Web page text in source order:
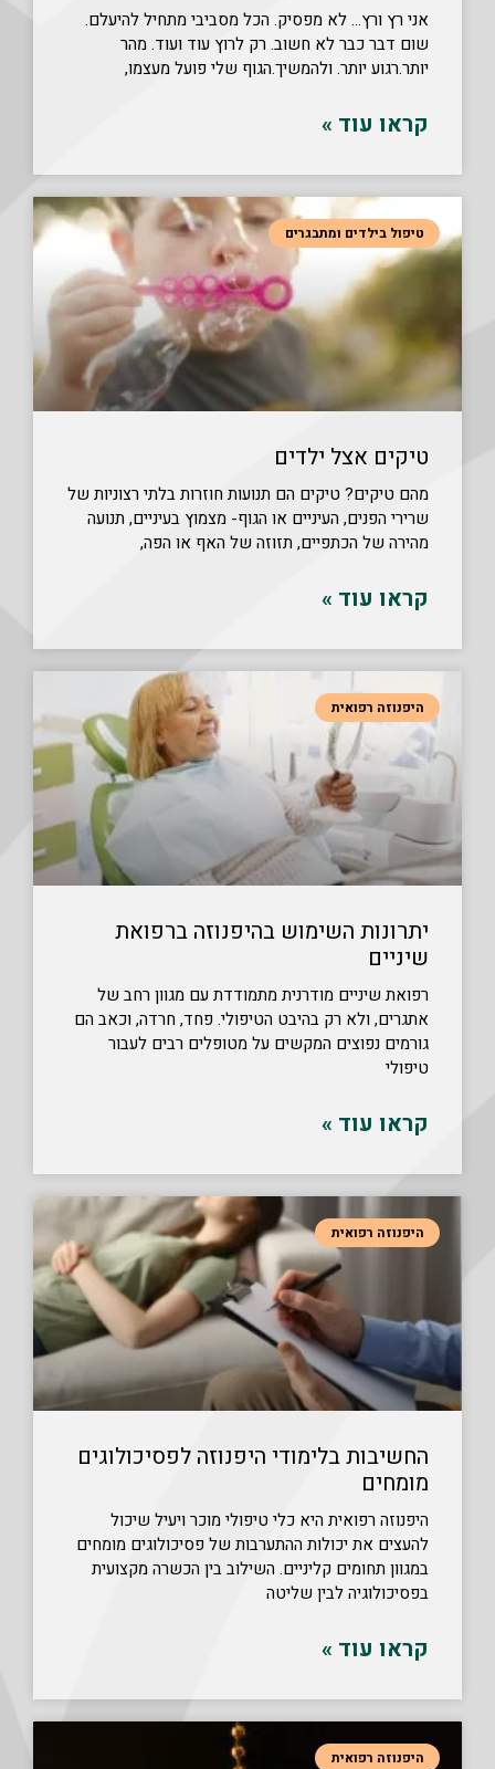
אני רץ ורץ… לא מפסיק. הכל מסביבי מתחיל להיעלם.
שום דבר כבר לא חשוב. רק לרוץ עוד ועוד. מהר
יותר.רגוע יותר. ולהמשיך.הגוף שלי פועל מעצמו,
קראו עוד »
טיפול בילדים ומתבגרים
טיקים אצל ילדים
מהם טיקים? טיקים הם תנועות חוזרות בלתי רצוניות של
שרירי הפנים, העיניים או הגוף- מצמוץ בעיניים, תנועה
מהירה של הכתפיים, תזוזה של האף או הפה,
קראו עוד »
היפנוזה רפואית
יתרונות השימוש בהיפנוזה ברפואת
שיניים
רפואת שיניים מודרנית מתמודדת עם מגוון רחב של
אתגרים, ולא רק בהיבט הטיפולי. פחד, חרדה, וכאב הם
גורמים נפוצים המקשים על מטופלים רבים לעבור
טיפולי
קראו עוד »
היפנוזה רפואית
החשיבות בלימודי היפנוזה לפסיכולוגים
מומחים
היפנוזה רפואית היא כלי טיפולי מוכר ויעיל שיכול
להעצים את יכולות ההתערבות של פסיכולוגים מומחים
במגוון תחומים קליניים. השילוב בין הכשרה מקצועית
בפסיכולוגיה לבין שליטה
קראו עוד »
היפנוזה רפואית